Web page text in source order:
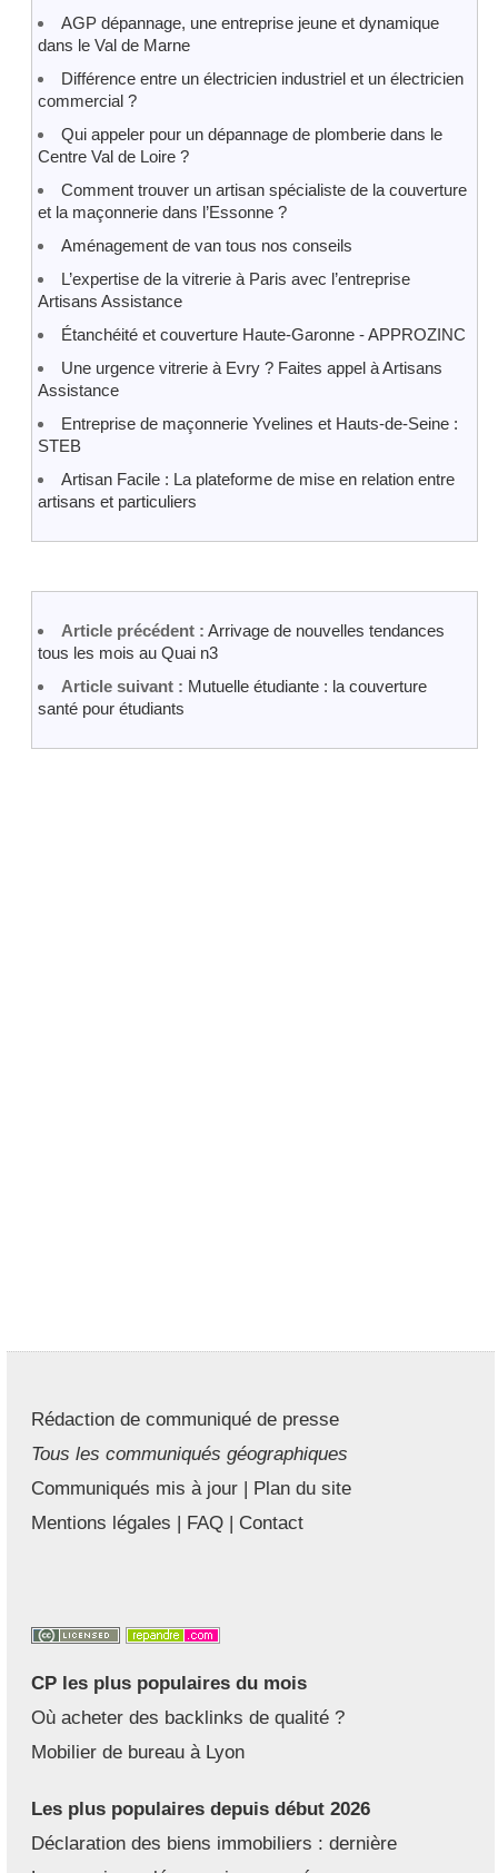
AGP dépannage, une entreprise jeune et dynamique
dans le Val de Marne
Différence entre un électricien industriel et un électricien
commercial ?
Qui appeler pour un dépannage de plomberie dans le
Centre Val de Loire ?
Comment trouver un artisan spécialiste de la couverture
et la maçonnerie dans l’Essonne ?
Aménagement de van tous nos conseils
L’expertise de la vitrerie à Paris avec l’entreprise
Artisans Assistance
Étanchéité et couverture Haute-Garonne - APPROZINC
Une urgence vitrerie à Evry ? Faites appel à Artisans
Assistance
Entreprise de maçonnerie Yvelines et Hauts-de-Seine :
STEB
Artisan Facile : La plateforme de mise en relation entre
artisans et particuliers
Article précédent : Arrivage de nouvelles tendances
tous les mois au Quai n3
Article suivant : Mutuelle étudiante : la couverture
santé pour étudiants
Rédaction de communiqué de presse
Tous les communiqués géographiques
Communiqués mis à jour | Plan du site
Mentions légales | FAQ | Contact
CP les plus populaires du mois
Où acheter des backlinks de qualité ?
Mobilier de bureau à Lyon
Les plus populaires depuis début 2026
Déclaration des biens immobiliers : dernière